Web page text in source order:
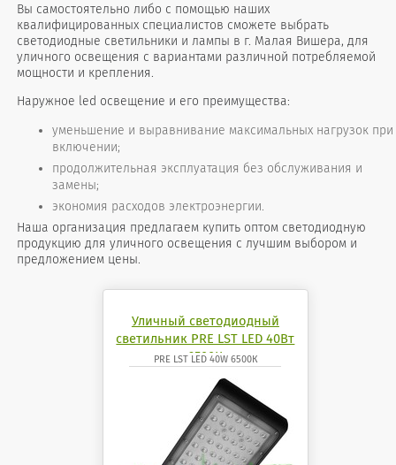
Вы самостоятельно либо с помощью наших
квалифицированных специалистов сможете выбрать
светодиодные светильники и лампы в г. Малая Вишера, для
уличного освещения с вариантами различной потребляемой
мощности и крепления.
Наружное led освещение и его преимущества:
уменьшение и выравнивание максимальных нагрузок при
включении;
продолжительная эксплуатация без обслуживания и
замены;
экономия расходов электроэнергии.
Наша организация предлагаем купить оптом светодиодную
продукцию для уличного освещения с лучшим выбором и
предложением цены.
Уличный светодиодный
светильник PRE LST LED 40Вт
6500К
PRE LST LED 40W 6500К